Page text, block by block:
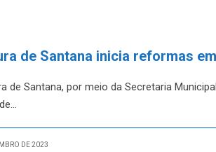
de Santana inicia reformas
de Santana, por meio da Secretaria
...
DE 2023